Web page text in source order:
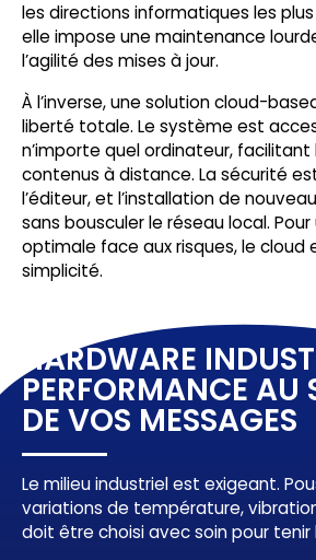
les directions informatiques les
elle impose une maintenance
l’agilité des mises à jour.
À l’inverse, une solution cloud-
liberté totale. Le système est
n’importe quel ordinateur,
contenus à distance. La sécurité
l’éditeur, et l’installation de
sans bousculer le réseau local.
optimale face aux risques, le cloud
simplicité.
HARDWARE
PERFORMANCE AU
DE VOS MESSAGES
Le milieu industriel est exigeant.
variations de température,
doit être choisi avec soin pour tenir